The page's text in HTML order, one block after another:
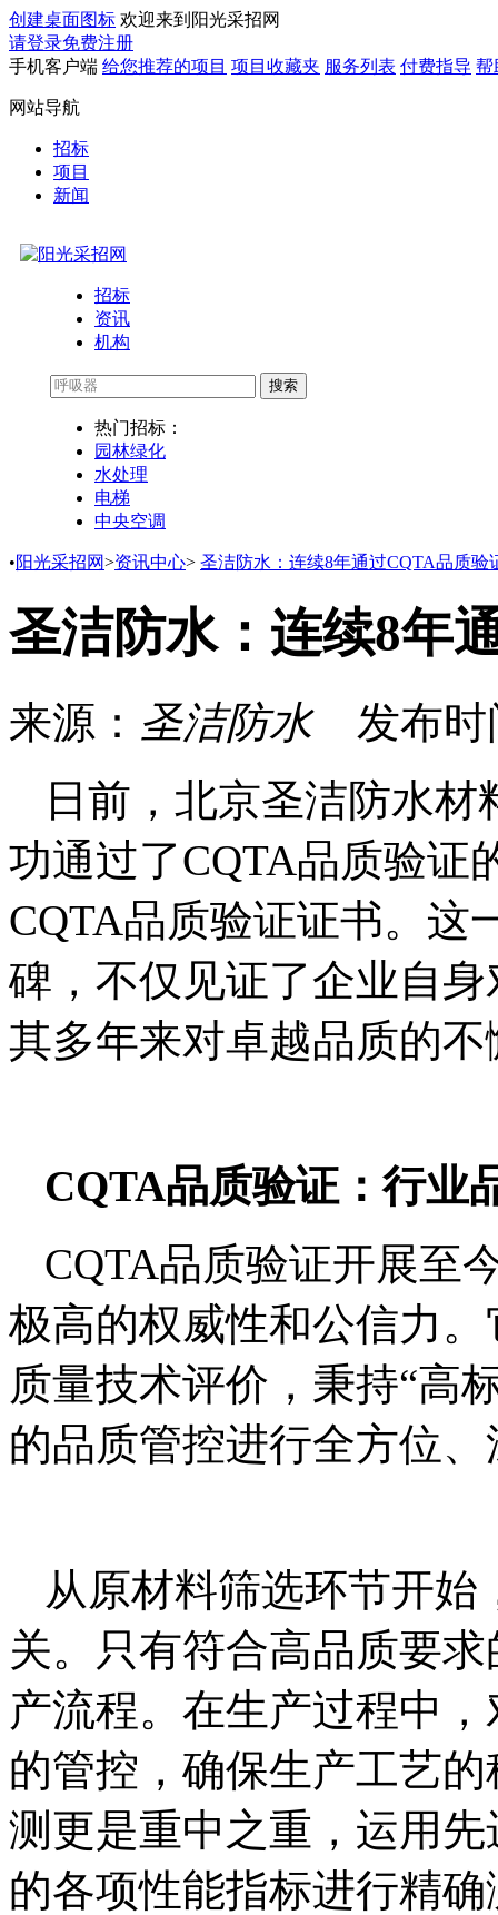
创建桌面图标 欢迎来到阳光采招网
请登录免费注册
手机客户端 给您推荐的项目 项目收藏夹 服务列表 付费指导 帮
网站导航
招标
项目
新闻
招标
资讯
机构
搜索
热门招标：
园林绿化
水处理
电梯
中央空调
•阳光采招网>资讯中心> 圣洁防水：连续8年通过CQTA品质验
圣洁防水：连续8年
来源： 圣洁防水发布时
日前，北京圣洁防水
功通过了CQTA品质验证
CQTA品质验证证书。这
碑，不仅见证了企业自
其多年来对卓越品质的
CQTA品质验证：行业
CQTA品质验证开展至
极高的权威性和公信力
质量技术评价，秉持“高
的品质管控进行全方位
从原材料筛选环节开始
关。只有符合高品质要
产流程。在生产过程中
的管控，确保生产工艺
测更是重中之重，运用
的各项性能指标进行精